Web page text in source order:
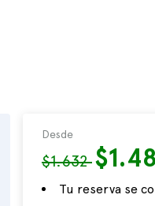
Desde
$1.632
Tu reserva se